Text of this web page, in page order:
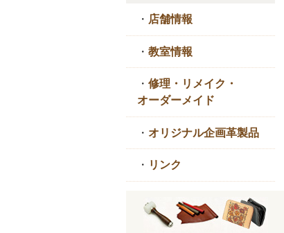
・ 店舗情報
・ 教室情報
・ 修理・リメイク・
オーダーメイド
・ オリジナル企画革製品
・ リンク